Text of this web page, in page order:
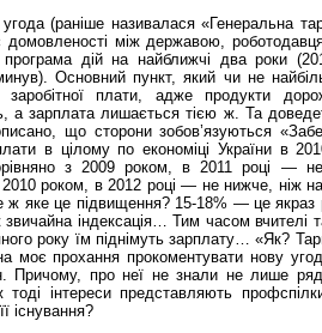
угода (раніше називалася «Генеральна
домовленості між державою,
дій на найближчі два роки
Основний пункт, який чи не
заробітної плати, адже продукти
а зарплата лишається тією ж. Та
що сторони зобов’язуються
плати в цілому по економіці України в
з 2009 роком, в 2011 році —
2010 роком, в 2012 році — не нижче, ніж на
яке це підвищення? 15-18% — це якраз
звичайна індексація… Тим часом вчителі
року їм піднімуть зарплату… «Як?
моє прохання прокоментувати нову
Причому, про неї не знали не лише
інтереси представляють
існування?